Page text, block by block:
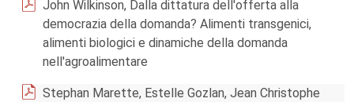
John Wilkinson, Dalla dittatura dell'offerta alla
democrazia della domanda? Alimenti transgenici,
alimenti biologici e dinamiche della domanda
nell'agroalimentare
Stephan Marette, Estelle Gozlan, Jean Christophe